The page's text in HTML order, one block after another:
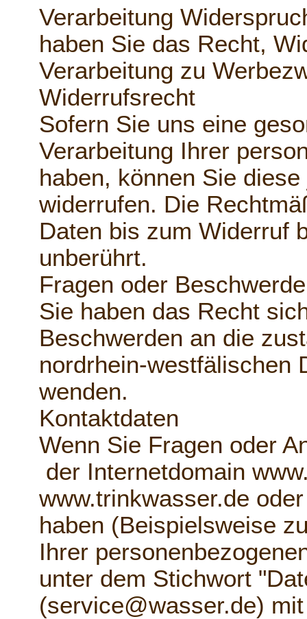
Verarbeitung
haben Sie das Recht,
Verarbeitung zu
Widerrufsrecht
Sofern Sie uns eine
Verarbeitung Ihrer
haben, können Sie
widerrufen. Die
Daten bis zum Widerruf
unberührt.
Fragen oder
Sie haben das Recht
Beschwerden an die
nordrhein-westfälischen
wenden.
Kontaktdaten
Wenn Sie Fragen oder
der Internetdomain
www.trinkwasser.de
haben (Beispielsweise
Ihrer
unter dem Stichwort
(service@wasser.de)